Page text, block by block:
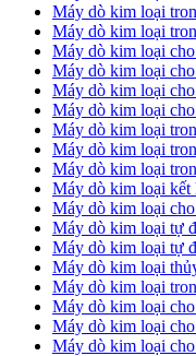
Máy dò kim loại
Máy dò kim loại
Máy dò kim loại
Máy dò kim loại
Máy dò kim loại
Máy dò kim loại
Máy dò kim loại
Máy dò kim loại
Máy dò kim loại
Máy dò kim loại kết
Máy dò kim loại
Máy dò kim loại tự
Máy dò kim loại tự
Máy dò kim loại
Máy dò kim loại
Máy dò kim loại cho
Máy dò kim loại
Máy dò kim loại